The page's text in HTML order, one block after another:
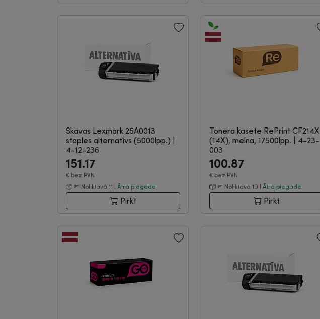
Skavas Lexmark 25A0013
staples alternatīvs (5000lpp.)
4-12-236
151.17
€ bez PVN
Noliktavā 11 | Ātrā piegāde
Pirkt
Tonera kasete RePrint CF214X
(14X), melna, 17500lpp.
4-23-
003
100.87
€ bez PVN
Noliktavā 10 | Ātrā piegāde
Pirkt